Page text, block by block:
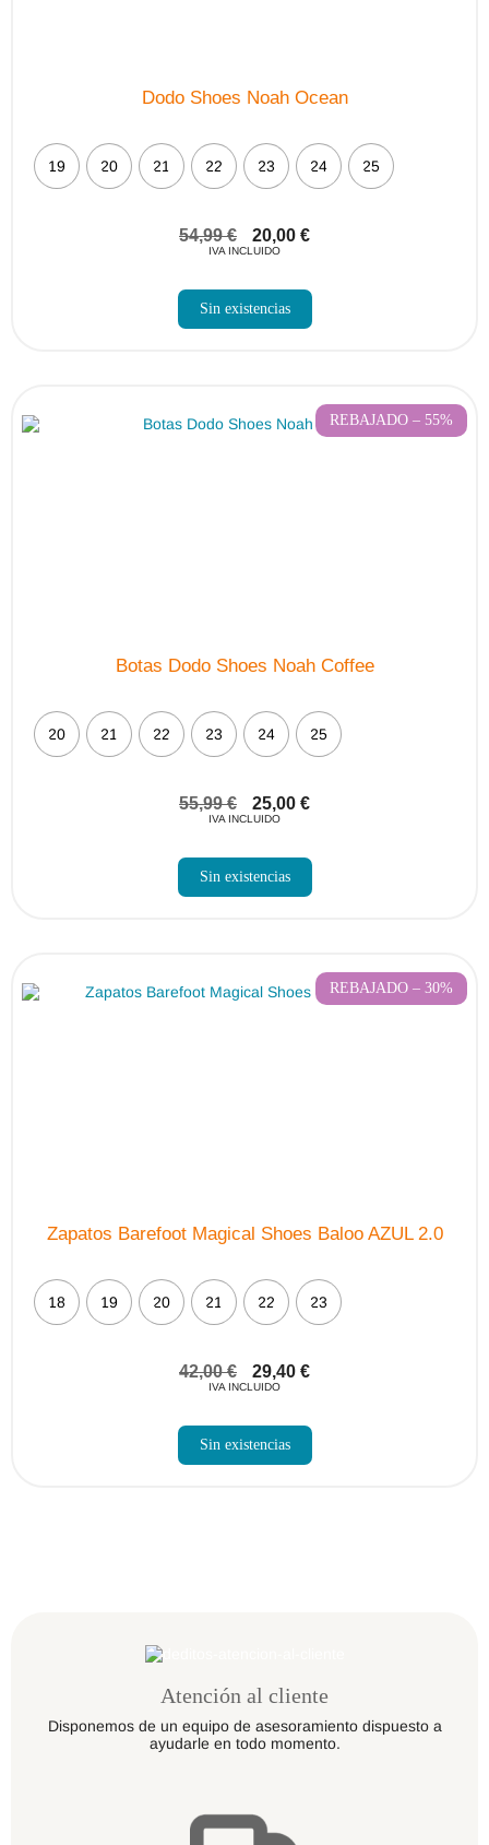
Dodo Shoes Noah Ocean
19 20 21 22 23 24 25
54,99€ 20,00 €
IVA INCLUIDO
Sin existencias
REBAJADO – 55%
Botas Dodo Shoes Noah Coffee
20 21 22 23 24 25
55,99€ 25,00 €
IVA INCLUIDO
Sin existencias
REBAJADO – 30%
Zapatos Barefoot Magical Shoes Baloo AZUL 2.0
18 19 20 21 22 23
42,00€ 29,40 €
IVA INCLUIDO
Sin existencias
Atención al cliente
Disponemos de un equipo de asesoramiento dispuesto a
ayudarle en todo momento.